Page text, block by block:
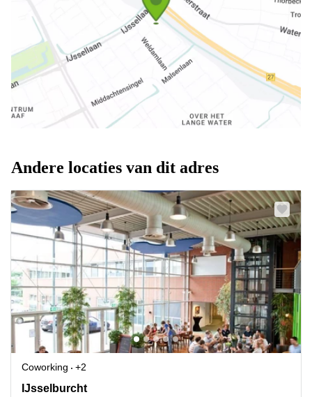
Andere locaties van dit adres
Coworking
+2
IJsselburcht 3, Arnhem
IJsselburcht